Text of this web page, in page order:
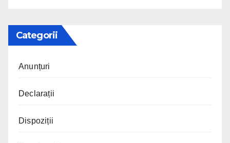
Categorii
Anunțuri
Declarații
Dispoziții